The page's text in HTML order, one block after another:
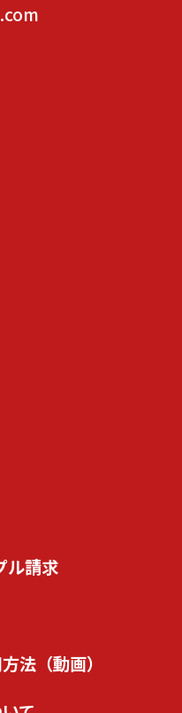
ル請求
法（動画）